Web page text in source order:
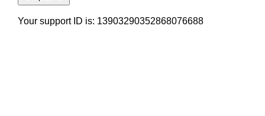
Your support ID is: 13903290352868076688